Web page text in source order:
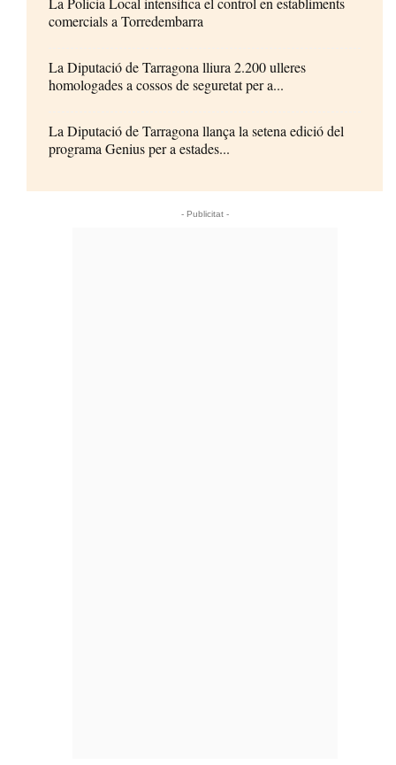
comercials a Torredembarra
La Diputació de Tarragona lliura 2.200 ulleres
homologades a cossos de seguretat per a...
La Diputació de Tarragona llança la setena edició del
programa Genius per a estades...
- Publicitat -